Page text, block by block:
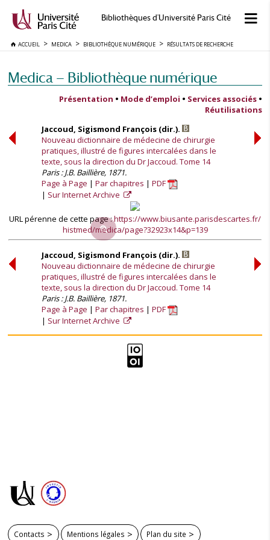
Bibliothèques d'Université Paris Cité
ACCUEIL MEDICA BIBLIOTHÈQUE NUMÉRIQUE RÉSULTATS DE RECHERCHE
Medica — Bibliothèque numérique
Présentation • Mode d’emploi • Services associés •
Réutilisations
Jaccoud, Sigismond François (dir.).
Nouveau dictionnaire de médecine de chirurgie
pratiques, illustré de figures intercalées dans le
texte, sous la direction du Dr Jaccoud. Tome 14
Paris : J.B. Baillière, 1871.
Page à Page
Par chapitres
PDF
Sur Internet Archive
URL pérenne de cette page :https://www.biusante.parisdescartes.fr/
histmed/medica/page?32923x14&p=139
Jaccoud, Sigismond François (dir.).
Nouveau dictionnaire de médecine de chirurgie
pratiques, illustré de figures intercalées dans le
texte, sous la direction du Dr Jaccoud. Tome 14
Paris : J.B. Baillière, 1871.
Page à Page
Par chapitres
PDF
Sur Internet Archive
Contacts Mentions légales Plan du site